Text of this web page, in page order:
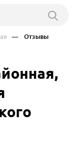
— Отзывы